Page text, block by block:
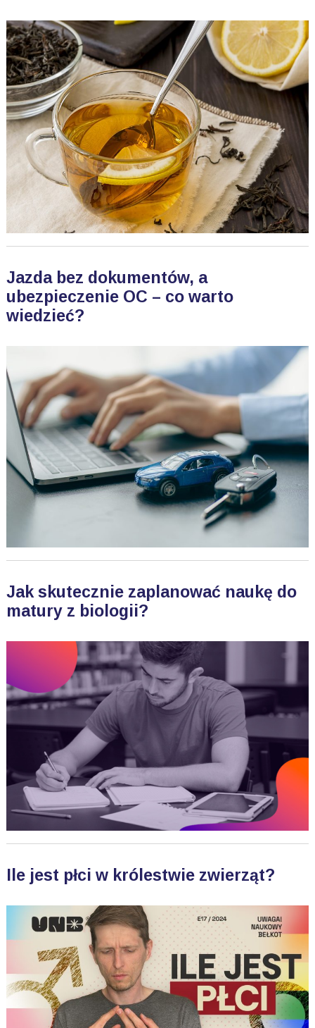
Jazda bez dokumentów, a
ubezpieczenie OC – co warto
wiedzieć?
Jak skutecznie zaplanować naukę do
matury z biologii?
Ile jest płci w królestwie zwierząt?